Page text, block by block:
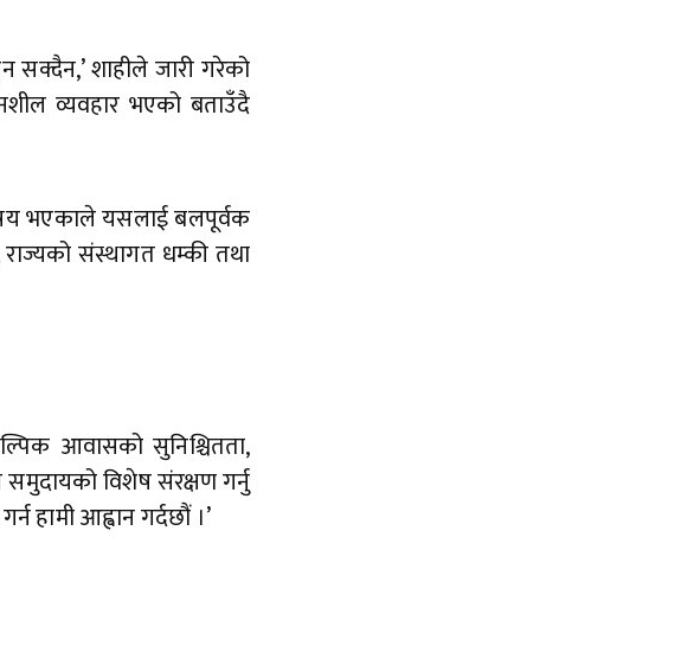
सक्दैन,’ शाहीले जारी गरेको
व्यवहार भएको बताउँदै
भएकाले यसलाई बलपूर्वक
संस्थागत धम्की तथा
आवासको सुनिश्चितता,
समुदायको विशेष संरक्षण गर्नु
हामी आह्वान गर्दछौं ।’